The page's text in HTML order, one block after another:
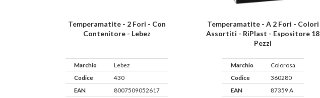
Temperamatite - 2 Fori - Con
Contenitore - Lebez
Marchio
Lebez
Codice
430
EAN
8007509052617
Temperamatite - A 2 Fori - Colori
Assortiti - RiPlast - Espositore 18
Pezzi
Marchio
Colorosa
Codice
360280
EAN
87359 A